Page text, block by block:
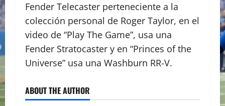
Fender Telecaster perteneciente a la
colección personal de Roger Taylor, en el
video de “Play The Game”, usa una
Fender Stratocaster y en “Princes of the
Universe” usa una Washburn RR-V.
ABOUT THE AUTHOR